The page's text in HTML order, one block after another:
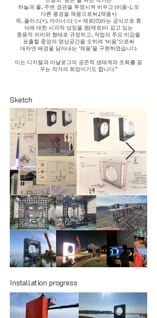
하늘과 물, 주변 경관을 투영시켜 비우고 (비움-), 또
다른 풍경을 채움으로써,(채움+)
즉, 플러스(+), 마이너스(-) = 제로(0)라는 공식으로 휴
식에 대한 시각적 상징을 원(제로)이 갖고 있는
중용적 의미와 형태로 규정하고, 작업의 주요 미감을
표출할 중앙의 영상공간을 오히려 ‘비움’으로써
대자연 배경을 담아내는 ‘채움’을 구현하였습니다.
이는 디지털과 아날로그의 공존적 생태계와 조화를 꿈
꾸는 작가의 희망이기도 합니다.”
Sketch
Installation progress